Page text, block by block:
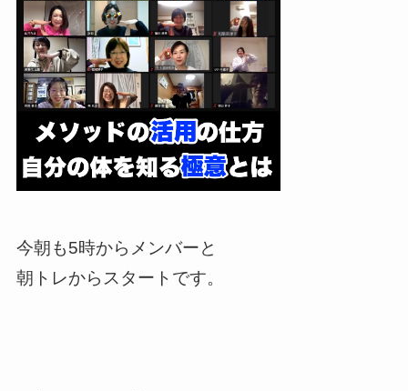
今朝も5時からメンバーと
朝トレからスタートです。